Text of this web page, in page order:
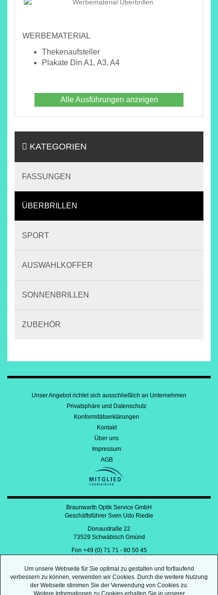
WERBEMATERIAL
Thekenaufsteller
Plakate Din A1, A3, A4
Alle Ausführungen anzeigen
KATEGORIEN
FASSUNGEN
ÜBERBRILLEN
SPORT
AUSWAHLKOFFER
SONNENBRILLEN
ZUBEHÖR
Unser Angebot richtet sich ausschließlich an Unternehmen
Privatsphäre und Datenschutz
Konformitätserklärungen
Kontakt
Über uns
Impressum
AGB
Braunwarth Optik Service GmbH
Geschäftsführer Sven Udo Riedle
Donaustraße 22
73529 Schwäbisch Gmünd
Fon +49 (0) 71 71 - 80 50 45
office@braunwarth-optik.de
www.braunwarth-optik.de
Um unsere Webseite für Sie optimal zu gestalten und fortlaufend
verbessern zu können, verwenden wir Cookies. Durch die weitere Nutzung
der Webseite stimmen Sie der Verwendung von Cookies zu.
Weitere Informationen zu Cookies erhalten Sie in unserer